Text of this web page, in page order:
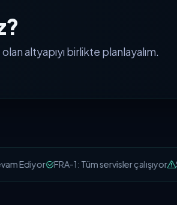
altyapıyı birlikte planlayalım.
Ediyor FRA-1: Tüm servisler çalışıyor